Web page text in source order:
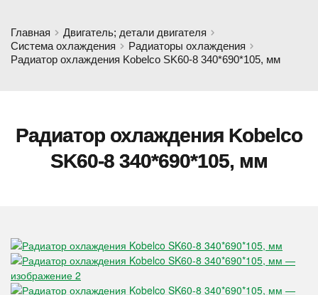
Главная
Двигатель; детали двигателя
Система охлаждения
Радиаторы охлаждения
Радиатор охлаждения Kobelco SK60-8 340*690*105, мм
Радиатор охлаждения Kobelco
SK60-8 340*690*105, мм